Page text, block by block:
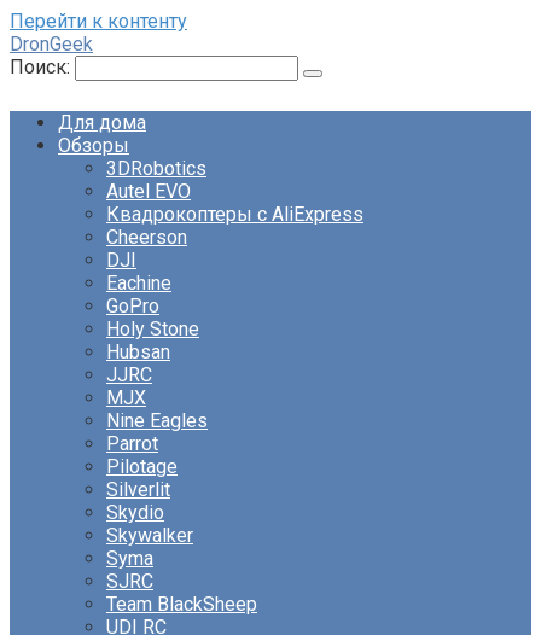
Перейти к контенту
DronGeek
Поиск:
Для дома
Обзоры
3DRobotics
Autel EVO
Квадрокоптеры с AliExpress
Cheerson
DJI
Eachine
GoPro
Holy Stone
Hubsan
JJRC
MJX
Nine Eagles
Parrot
Pilotage
Silverlit
Skydio
Skywalker
Syma
SJRC
Team BlackSheep
UDI RC